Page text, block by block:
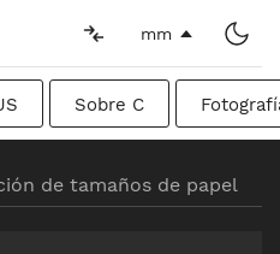
mm
Sobre C
de tamaños de papel